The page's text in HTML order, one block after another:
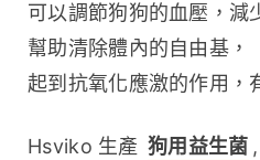
可以調節狗狗的血壓，減
幫助清除體內的自由基，
起到抗氧化應激的作用，
Hsviko 生產 狗用益生菌